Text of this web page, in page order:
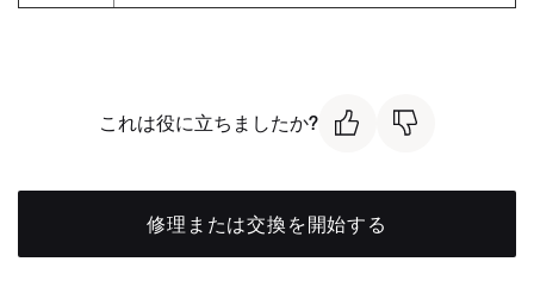
これは役に立ちましたか?
修理または交換を開始する